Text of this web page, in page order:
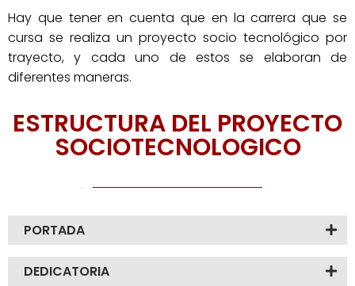
Hay que tener en cuenta que en la carrera que se
cursa se realiza un proyecto socio tecnológico por
trayecto, y cada uno de estos se elaboran de
diferentes maneras.
ESTRUCTURA DEL PROYECTO
SOCIOTECNOLOGICO
PORTADA
DEDICATORIA